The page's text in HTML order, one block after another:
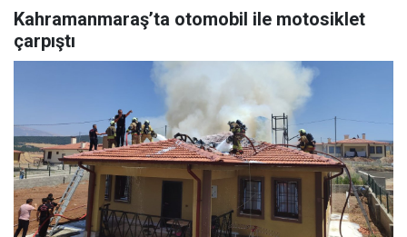
Kahramanmaraş’ta otomobil ile motosiklet
çarpıştı